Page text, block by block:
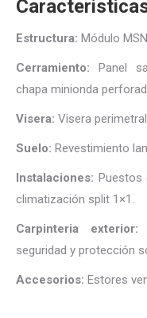
Estructura: Módulo
Cerramiento: Panel
chapa minionda
Visera: Visera
Suelo: Revestimiento
Instalaciones: Puestos
climatización split 1×1.
Carpinteria exterior:
seguridad y protección
Accesorios: Estores